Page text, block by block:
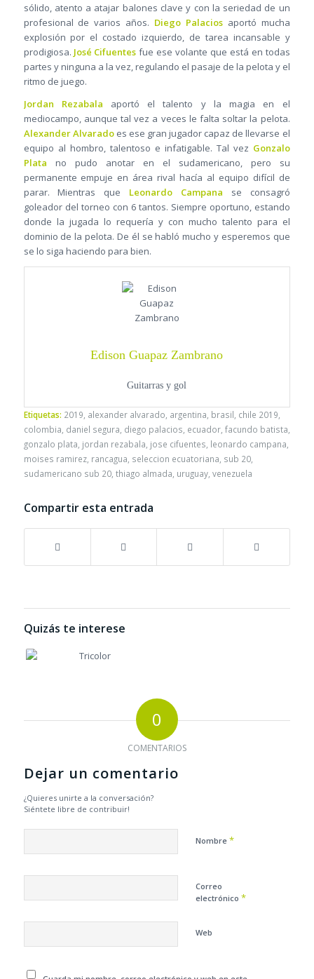
sólido, atento a atajar balones clave y con la seriedad de un
profesional de varios años. Diego Palaciosaportó mucha
explosión por el costado izquierdo, de tarea incansable y
prodigiosa. José Cifuentesfue ese volante que está en todas
partes y ninguna a la vez, regulando el pasaje de la pelota y el
ritmo de juego.
Jordan Rezabala aportó el talento y la magia en el
mediocampo, aunque tal vez a veces le falta soltar la pelota.
Alexander Alvaradoes ese gran jugador capaz de llevarse el
equipo al hombro, talentoso e infatigable. Tal vez Gonzalo
Plata no pudo anotar en el sudamericano, pero su
permanente empuje en área rival hacía al equipo difícil de
parar. Mientras que Leonardo Campana se consagró
goleador del torneo con 6 tantos. Siempre oportuno, estando
donde la jugada lo requería y con mucho talento para el
dominio de la pelota. De él se habló mucho y esperemos que
se lo siga haciendo para bien.
Edison Guapaz Zambrano
Guitarras y gol
Etiquetas: 2019 alexander alvarado argentina brasil chile 2019
colombia daniel segura diego palacios ecuador, facundo batista
gonzalo plata jordan rezabala jose cifuentes leonardo campana
moises ramirez, rancagua seleccion ecuatoriana sub 20,
sudamericano sub 20, thiago almada uruguay, venezuela
Compartir esta entrada
Quizás te interese
0
COMENTARIOS
Dejar un comentario
¿Quieres unirte a la conversación?
Siéntete libre de contribuir!
Nombre *
Correo
electrónico *
Web